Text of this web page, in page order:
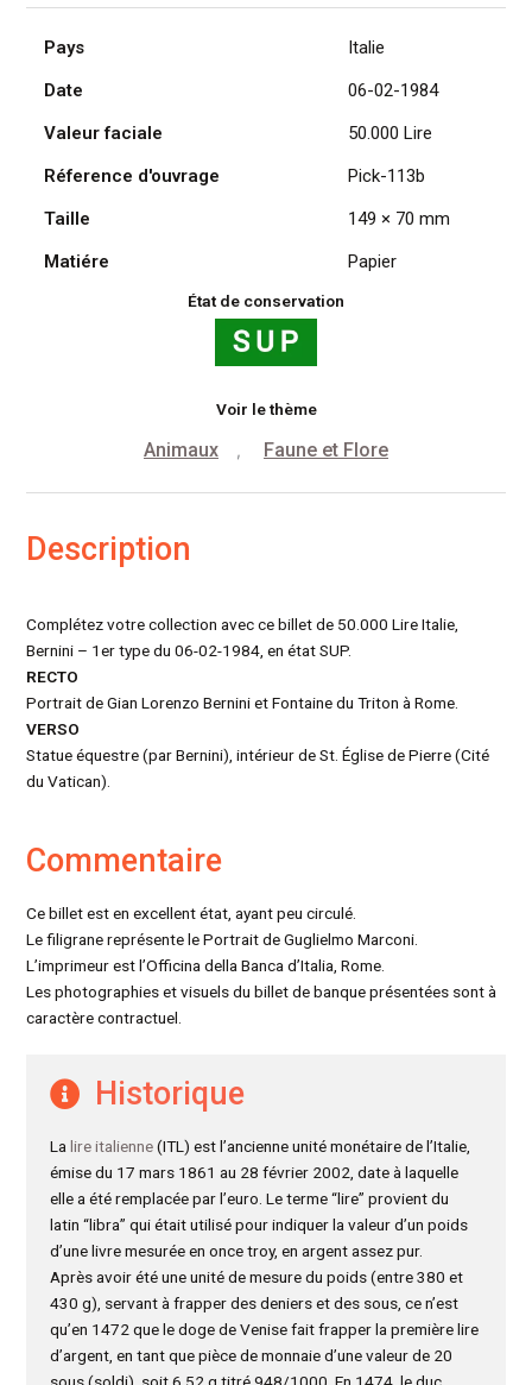
de
50.000
Bernini
1er
type
02-
Pays
Italie
Date
06-02-1984
Valeur faciale
50.000 Lire
Réference d'ouvrage
Pick-113b
Taille
149 × 70 mm
Matiére
Papier
État de conservation
Voir le thème
Animaux , Faune et Flore
Description
Complétez votre collection avec ce billet de 50.000 Lire Italie,
Bernini – 1er type du 06-02-1984, en état SUP.
RECTO
Portrait de Gian Lorenzo Bernini et Fontaine du Triton à Rome.
VERSO
Statue équestre (par Bernini), intérieur de St. Église de Pierre (Cité
du Vatican).
Commentaire
Ce billet est en excellent état, ayant peu circulé.
Le filigrane représente le Portrait de Guglielmo Marconi.
L’imprimeur est l’Officina della Banca d’Italia, Rome.
Les photographies et visuels du billet de banque présentées sont à
caractère contractuel.
Historique
Lalire italienne(ITL) est l’ancienne unité monétaire de l’Italie,
émise du 17 mars 1861 au 28 février 2002, date à laquelle
elle a été remplacée par l’euro. Le terme “lire” provient du
latin “libra” qui était utilisé pour indiquer la valeur d’un poids
d’une livre mesurée en once troy, en argent assez pur.
Après avoir été une unité de mesure du poids (entre 380 et
430 g), servant à frapper des deniers et des sous, ce n’est
qu’en 1472 que le doge de Venise fait frapper la première lire
d’argent, en tant que pièce de monnaie d’une valeur de 20